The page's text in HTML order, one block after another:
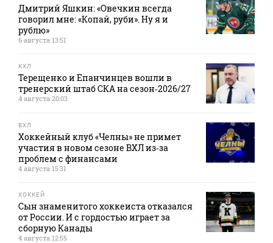
Дмитрий Яшкин: «Овечкин всегда
говорил мне: «Копай, руби». Ну я и
рублю»
6 августа 13:51
КХЛ
Терещенко и Епанчинцев вошли в
тренерский штаб СКА на сезон‑2026/27
4 августа 20:03
ВХЛ
Хоккейный клуб «Челны» не примет
участия в новом сезоне ВХЛ из‑за
проблем с финансами
4 августа 15:31
ХОККЕЙ
Сын знаменитого хоккеиста отказался
от России. И с гордостью играет за
сборную Канады
4 августа 12:55